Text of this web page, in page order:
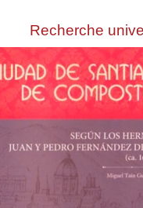
Recherche